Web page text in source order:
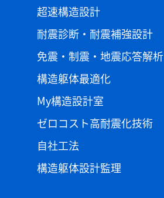
超速構造設計
耐震診断・耐震補強設計
免震・制震・地震応答解析
構造躯体最適化
My構造設計室
ゼロコスト高耐震化技術
自社工法
構造躯体設計監理